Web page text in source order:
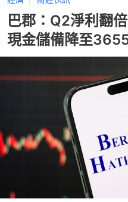
巴郡：Q2淨利翻
現金儲備降至